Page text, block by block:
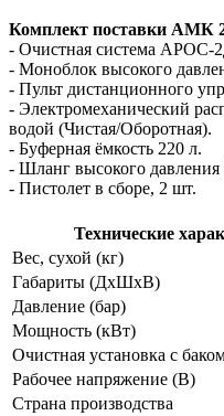
Комплект поставки АМК
- Очистная система АРОС-
- Моноблок высокого
- Пульт дистанционного
- Электромеханический
водой (Чистая/Оборотная).
- Буферная ёмкость 220 л.
- Шланг высокого
- Пистолет в сборе, 2 шт.
Технические
Вес, сухой (кг)
Габариты (ДxШxВ)
Давление (бар)
Мощность (кВт)
Очистная установка с
Рабочее напряжение (В)
Страна производства